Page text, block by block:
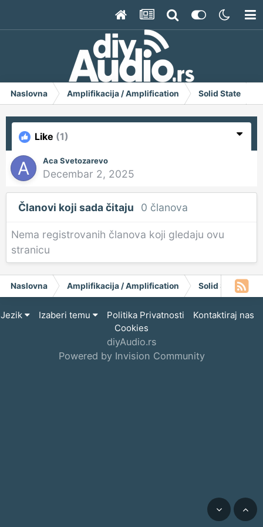
Naslovna Amplifikacija / Amplification Solid State
Like (1)
Aca Svetozarevo
Decembar 2, 2025
Članovi koji sada čitaju 0 članova
Nema registrovanih članova koji gledaju ovu
stranicu
Naslovna Amplifikacija / Amplification Solid State
Jezik Izaberi temu Politika Privatnosti
Kontaktiraj nas
Cookies
diyAudio.rs
Powered by Invision Community